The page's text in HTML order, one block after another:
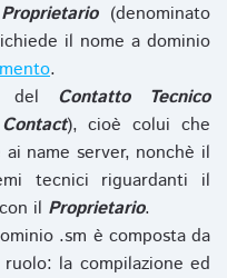
Proprietario(denominato
il nome a dominio
.
del Contatto Tecnico
), cioè colui che
name server, nonchè il
tecnici riguardanti il
il Proprietario.
.sm è composta da
la compilazione ed